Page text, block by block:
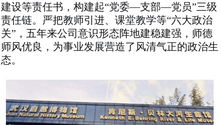
建设等责任书，构建起“党委—支部—党员”三级
责任链。严把教师引进、课堂教学等“六大政治
关”，五年来公司意识形态阵地建稳建强，师德
师风优良，为事业发展营造了风清气正的政治生
态。